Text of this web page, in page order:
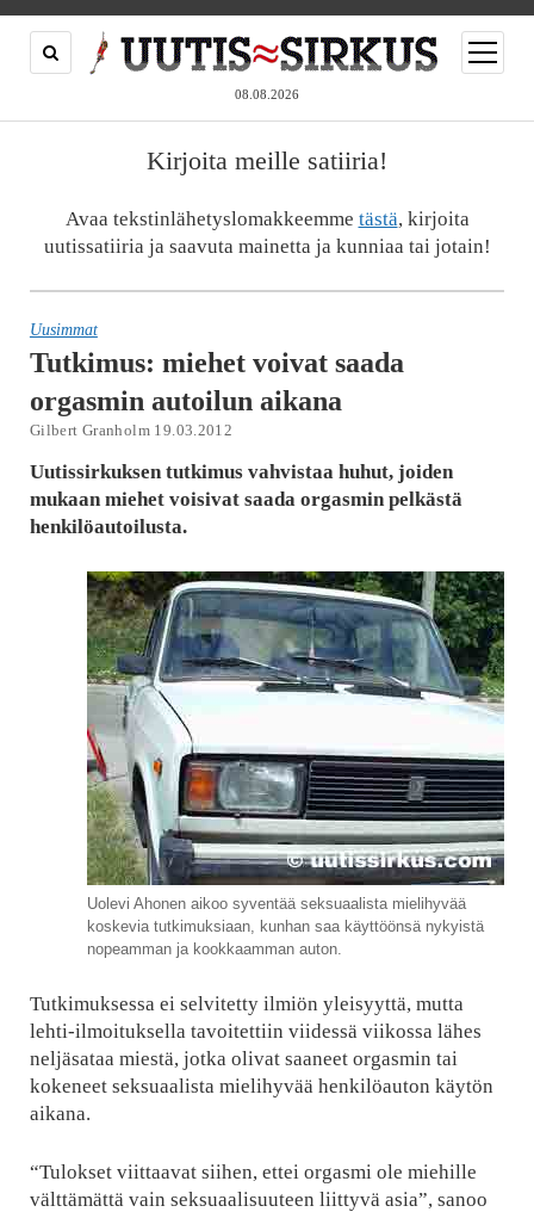
08.08.2026
open
menu
Kirjoita meille satiiria!
Avaa tekstinlähetyslomakkeemme tästä, kirjoita
uutissatiiria ja saavuta mainetta ja kunniaa tai jotain!
Uusimmat
Tutkimus: miehet voivat saada
orgasmin autoilun aikana
Gilbert Granholm 19.03.2012
Uutissirkuksen tutkimus vahvistaa huhut, joiden
mukaan miehet voisivat saada orgasmin pelkästä
henkilöautoilusta.
Uolevi Ahonen aikoo syventää seksuaalista mielihyvää
koskevia tutkimuksiaan, kunhan saa käyttöönsä nykyistä
nopeamman ja kookkaamman auton.
Tutkimuksessa ei selvitetty ilmiön yleisyyttä, mutta
lehti-ilmoituksella tavoitettiin viidessä viikossa lähes
neljäsataa miestä, jotka olivat saaneet orgasmin tai
kokeneet seksuaalista mielihyvää henkilöauton käytön
aikana.
“Tulokset viittaavat siihen, ettei orgasmi ole miehille
välttämättä vain seksuaalisuuteen liittyvä asia”, sanoo